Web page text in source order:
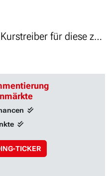
Was sind die nächsten Kurstreiber für diese zwei Raketen-Aktien?
TICKER